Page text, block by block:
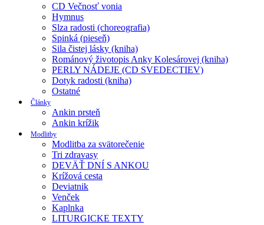
CD Večnosť vonia
Hymnus
Slza radosti (choreografia)
Spinká (pieseň)
Sila čistej lásky (kniha)
Románový životopis Anky Kolesárovej (kniha)
PERLY NÁDEJE (CD SVEDECTIEV)
Dotyk radosti (kniha)
Ostatné
Články
Ankin prsteň
Ankin krížik
Modlitby
Modlitba za svätorečenie
Tri zdravasy
DEVÄŤ DNÍ S ANKOU
Krížová cesta
Deviatnik
Venček
Kaplnka
LITURGICKE TEXTY